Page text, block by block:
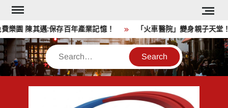
Skip
content
陳其邁:保存百年產業記憶！ 「火車醫院」變身親子天堂！高
Search